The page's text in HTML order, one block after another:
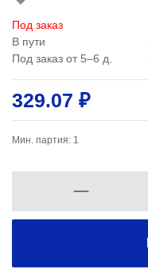
Под заказ
В пути
Под заказ от 5–6 д.
329.07 ₽
Мин. партия: 1